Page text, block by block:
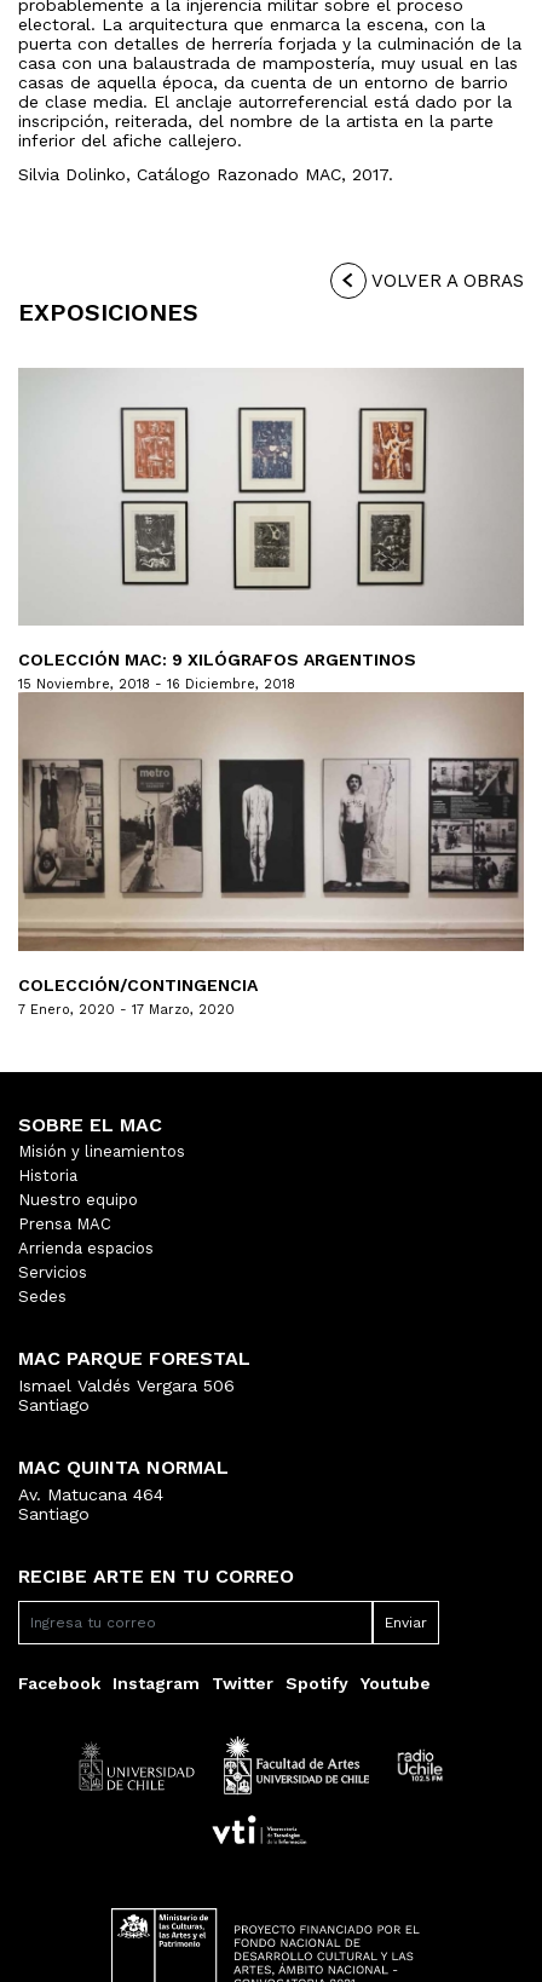
probablemente a la injerencia militar sobre el proceso
electoral. La arquitectura que enmarca la escena, con la
puerta con detalles de herrería forjada y la culminación de la
casa con una balaustrada de mampostería, muy usual en las
casas de aquella época, da cuenta de un entorno de barrio
de clase media. El anclaje autorreferencial está dado por la
inscripción, reiterada, del nombre de la artista en la parte
inferior del afiche callejero.
Silvia Dolinko, Catálogo Razonado MAC, 2017.
VOLVER A OBRAS
EXPOSICIONES
COLECCIÓN MAC: 9 XILÓGRAFOS ARGENTINOS
15 Noviembre, 2018 - 16 Diciembre, 2018
COLECCIÓN/CONTINGENCIA
7 Enero, 2020 - 17 Marzo, 2020
RECIBE ARTE EN TU CORREO
Facebook Instagram Twitter Spotify Youtube
SOBRE EL MAC
Misión y lineamientos
Historia
Nuestro equipo
Prensa MAC
Arrienda espacios
Servicios
Sedes
MAC PARQUE FORESTAL
Ismael Valdés Vergara 506
Santiago
MAC QUINTA NORMAL
Av. Matucana 464
Santiago